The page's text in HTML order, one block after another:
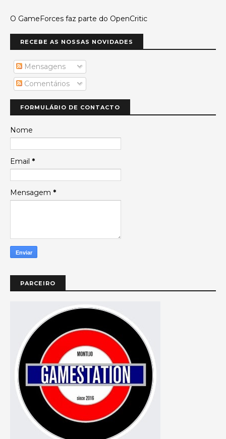
O GameForces faz parte do OpenCritic
RECEBE AS NOSSAS NOVIDADES
Mensagens
Comentários
FORMULÁRIO DE CONTACTO
Nome
Email *
Mensagem *
PARCEIRO